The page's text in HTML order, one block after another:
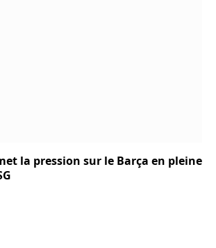
la pression sur le Barça en pleine